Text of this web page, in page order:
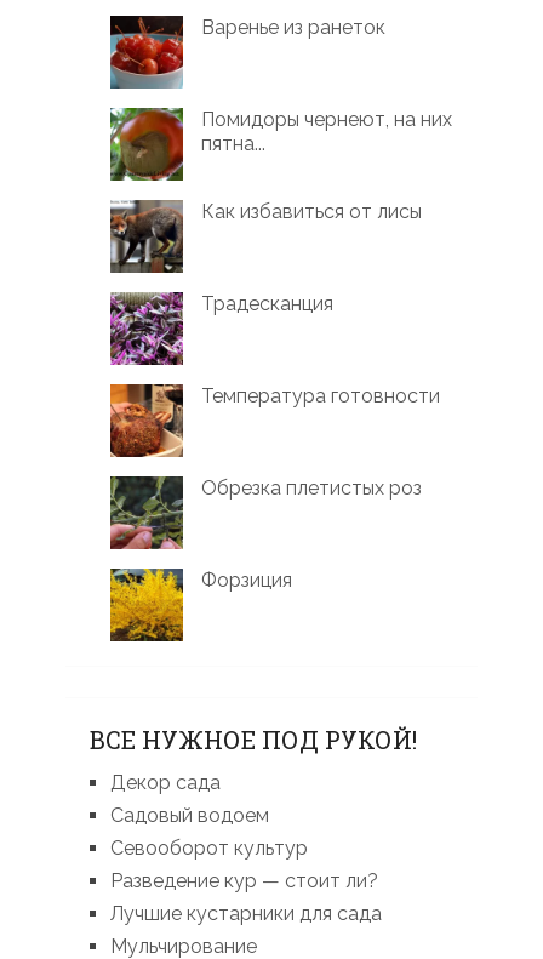
Варенье из ранеток
Помидоры чернеют, на них
пятна...
Как избавиться от лисы
Традесканция
Температура готовности
Обрезка плетистых роз
Форзиция
ВСЕ НУЖНОЕ ПОД РУКОЙ!
Декор сада
Садовый водоем
Севооборот культур
Разведение кур — стоит ли?
Лучшие кустарники для сада
Мульчирование